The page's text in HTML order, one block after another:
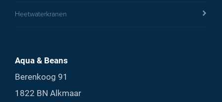
Heetwaterkranen
Aqua & Beans
Berenkoog 91
1822 BN Alkmaar